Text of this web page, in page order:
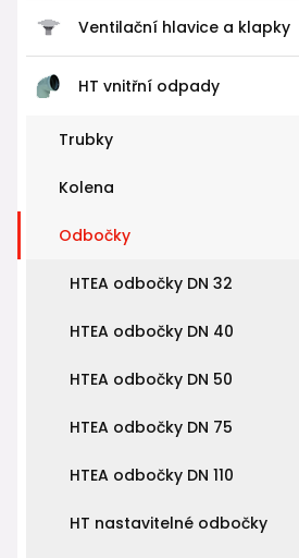
Ventilační hlavice a klapky
HT vnitřní odpady
Trubky
Kolena
Odbočky
HTEA odbočky DN 32
HTEA odbočky DN 40
HTEA odbočky DN 50
HTEA odbočky DN 75
HTEA odbočky DN 110
HT nastavitelné odbočky